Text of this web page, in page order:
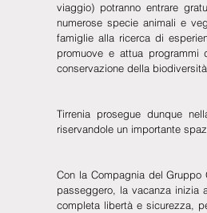
viaggio) potranno entrare
numerose specie animali e
famiglie alla ricerca di
promuove e attua
conservazione della
Tirrenia prosegue dunque
riservandole un importante
Con la Compagnia del
passeggero, la vacanza inizia
completa libertà e sicurezza,